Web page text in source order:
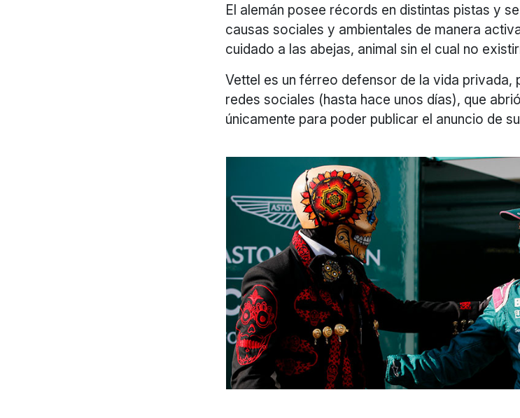
El alemán posee récords en distintas pistas y
causas sociales y ambientales de manera
cuidado a las abejas, animal sin el cual no
Vettel es un férreo defensor de la vida privada,
redes sociales (hasta hace unos días), que
únicamente para poder publicar el anuncio de